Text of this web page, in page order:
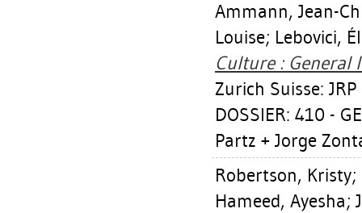
Ammann, Jean-
Louise; Lebovici,
Culture : General
Zurich Suisse:
DOSSIER: 410 -
Partz + Jorge
Robertson, Kristy;
Hameed, Ayesha;